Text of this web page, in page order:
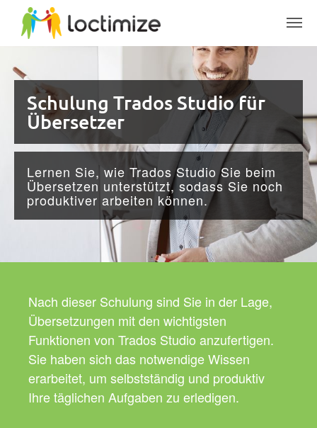
Skip to main content
Schulung Trados Studio für
Übersetzer
Lernen Sie, wie Trados Studio Sie beim
Übersetzen unterstützt, sodass Sie noch
produktiver arbeiten können.
Nach dieser Schulung sind Sie in der Lage,
Übersetzungen mit den wichtigsten
Funktionen von Trados Studio anzufertigen.
Sie haben sich das notwendige Wissen
erarbeitet, um selbstständig und produktiv
Ihre täglichen Aufgaben zu erledigen.